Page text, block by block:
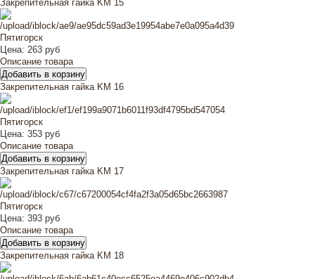
Закрепительная гайка KM 15
Цена: 263 руб
Описание товара
Закрепительная гайка KM 16
Цена: 353 руб
Описание товара
Закрепительная гайка KM 17
Цена: 393 руб
Описание товара
Закрепительная гайка KM 18